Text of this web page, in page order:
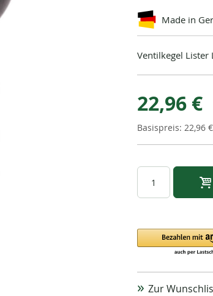
Made in
Ventilkegel Lister
22,96 €
22,96 €
Zur